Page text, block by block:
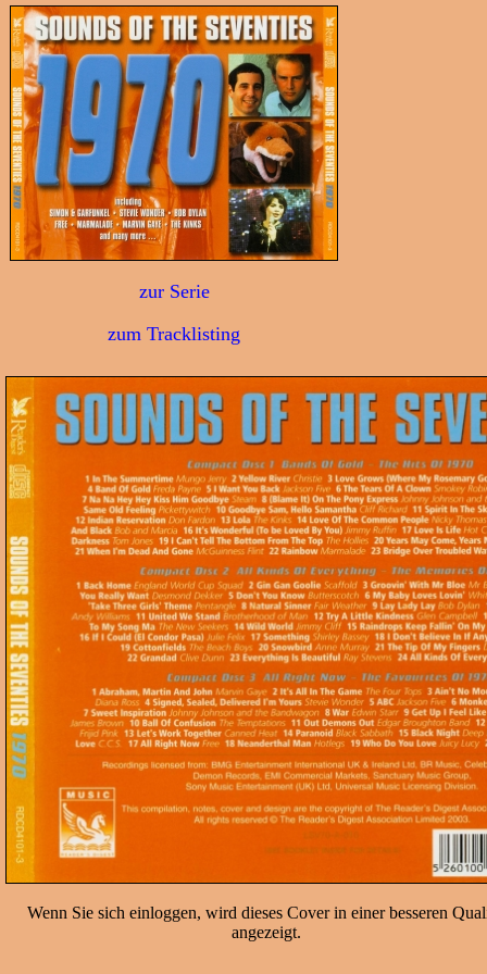
zur Serie
zum Tracklisting
Wenn Sie sich einloggen, wird dieses Cover in einer besseren
angezeigt.